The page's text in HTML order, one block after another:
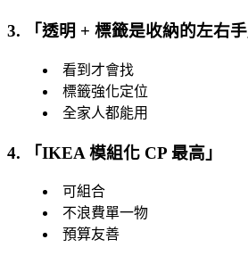
3. 「透明 + 標籤是收納的左右手
看到才會找
標籤強化定位
全家人都能用
4. 「IKEA 模組化 CP 最高 」
可組合
不浪費單一物
預算友善